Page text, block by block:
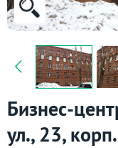
Бизнес-
ул., 23,